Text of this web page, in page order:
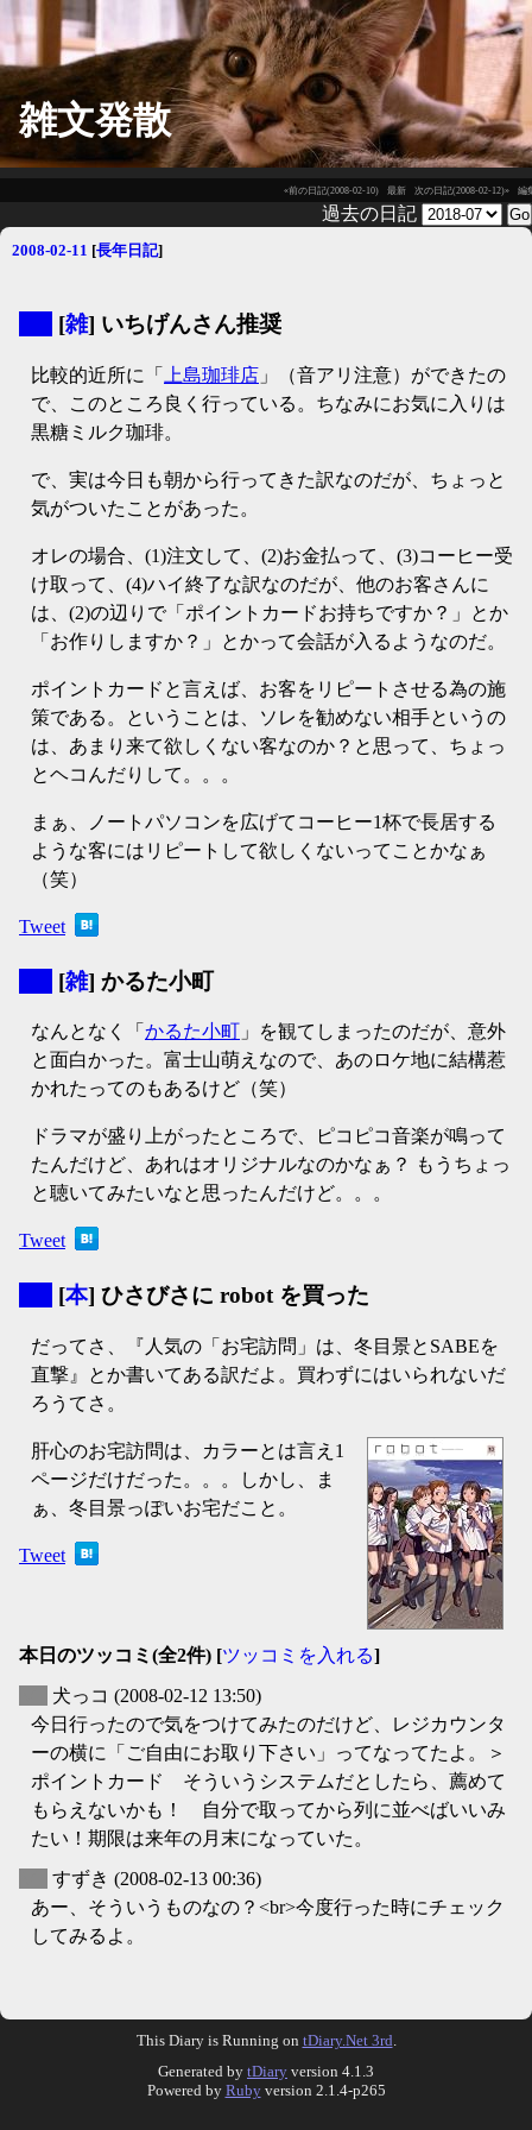
雑文発散
«前の日記(2008-02-10) 最新 次の日記(2008-02-12)» 編
過去の日記
2008-02-11 [長年日記]
[雑] いちげんさん推奨
比較的近所に「 上島珈琲店 」（音アリ注意）ができたの
で、このところ良く行っている。ちなみにお気に入りは
黒糖ミルク珈琲。
で、実は今日も朝から行ってきた訳なのだが、ちょっと
気がついたことがあった。
オレの場合、(1)注文して、(2)お金払って、(3)コーヒー受
け取って、(4)ハイ終了な訳なのだが、他のお客さんに
は、(2)の辺りで「ポイントカードお持ちですか？」とか
「お作りしますか？」とかって会話が入るようなのだ。
ポイントカードと言えば、お客をリピートさせる為の施
策である。ということは、ソレを勧めない相手というの
は、あまり来て欲しくない客なのか？と思って、ちょっ
とヘコんだりして。。。
まぁ、ノートパソコンを広げてコーヒー1杯で長居する
ような客にはリピートして欲しくないってことかなぁ
（笑）
Tweet
[雑] かるた小町
なんとなく「 かるた小町 」を観てしまったのだが、意外
と面白かった。富士山萌えなので、あのロケ地に結構惹
かれたってのもあるけど（笑）
ドラマが盛り上がったところで、ピコピコ音楽が鳴って
たんだけど、あれはオリジナルなのかなぁ？ もうちょっ
と聴いてみたいなと思ったんだけど。。。
Tweet
[本] ひさびさに robot を買った
だってさ、『人気の「お宅訪問」は、冬目景とSABEを
直撃』とか書いてある訳だよ。買わずにはいられないだ
ろうてさ。
肝心のお宅訪問は、カラーとは言え1
ページだけだった。。。しかし、ま
ぁ、冬目景っぽいお宅だこと。
Tweet
本日のツッコミ(全2件) [ツッコミを入れる]
犬っコ (2008-02-12 13:50)
今日行ったので気をつけてみたのだけど、レジカウンタ
ーの横に「ご自由にお取り下さい」ってなってたよ。＞
ポイントカード そういうシステムだとしたら、薦めて
もらえないかも！ 自分で取ってから列に並べばいいみ
たい！期限は来年の月末になっていた。
すずき (2008-02-13 00:36)
あー、そういうものなの？<br>今度行った時にチェック
してみるよ。
This Diary is Running on tDiary.Net 3rd.
Generated by tDiary version 4.1.3
Powered by Rubyversion 2.1.4-p265